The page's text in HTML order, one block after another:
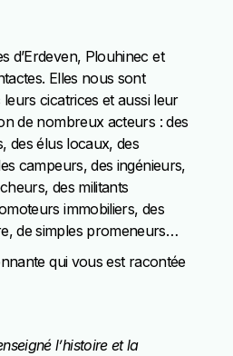
d’Erdeven, Plouhinec et
Elles nous sont
cicatrices et aussi leur
de nombreux acteurs : des
des élus locaux, des
campeurs, des ingénieurs,
des militants
immobiliers, des
de simples promeneurs…
qui vous est racontée
l’histoire et la